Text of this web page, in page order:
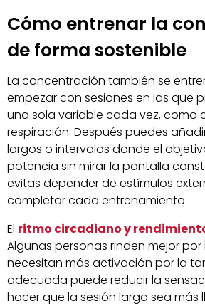
Cómo entrenar la
de forma sostenible
La concentración también se
empezar con sesiones en las que
una sola variable cada vez, como
respiración. Después puedes
largos o intervalos donde el
potencia sin mirar la pantalla
evitas depender de estímulos
completar cada entrenamiento.
El ritmo circadiano y
Algunas personas rinden mejor
necesitan más activación por la
adecuada puede reducir la
hacer que la sesión larga sea más